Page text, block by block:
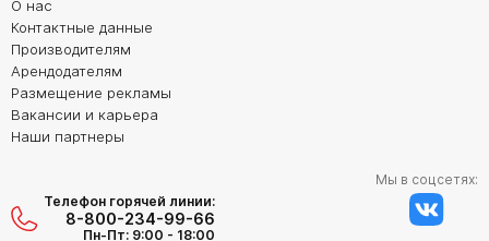
О нас
Контактные данные
Производителям
Арендодателям
Размещение рекламы
Вакансии и карьера
Наши партнеры
Телефон горячей линии:
8-800-234-99-66
Пн-Пт: 9:00 - 18:00
Мы в соцсетях: